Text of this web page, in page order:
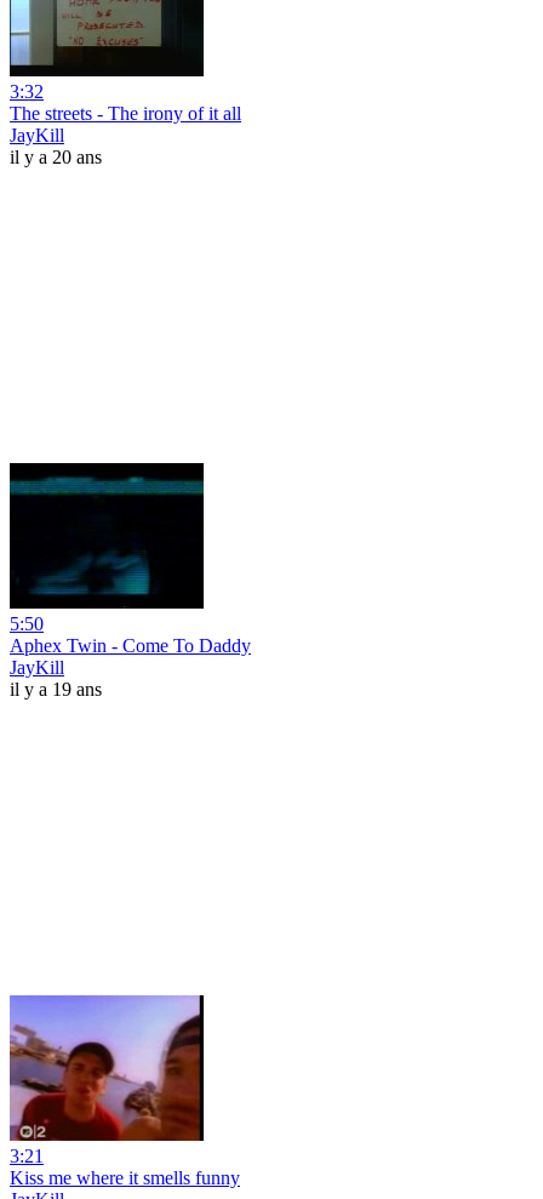
3:32
The streets - The irony of it all
JayKill
il y a 20 ans
5:50
Aphex Twin - Come To Daddy
JayKill
il y a 19 ans
3:21
Kiss me where it smells funny